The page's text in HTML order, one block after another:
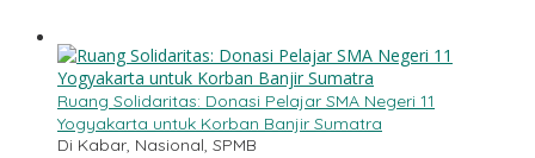
Ruang Solidaritas: Donasi Pelajar SMA Negeri 11
Yogyakarta untuk Korban Banjir Sumatra
Di Kabar, Nasional, SPMB